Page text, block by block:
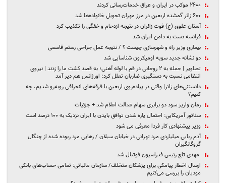
۲۶۰۰ موکب در ایران و عراق خدمات‌رسانی کردند
۶۰۰ زائر گمشده اربعین در مرز مهران تحویل خانواده‌ها شد
آستان علوی (ع) فوت زائران در نتیجه ازدحام و خفگی را تکذیب کرد
فرانسه دست به دامن ایران شد
بیماری وزیر راه و شهرسازی چیست ؟ / نتیجه عمل جراحی رستم قاسمی
دو نشانه جدید سویه اومیکرون شناسایی شد
تصاویر | حمله به ۲ روحانی در قم با لوله آهنی؛ به قصد کشت ما را زدند | نیروی
انتظامی نسبت به دستگیری ضاربان تعلل کرد؛ اورژانس هم دیر آمد
دانستنی‌های زائر| وقتی در پیاده‌روی اربعین با فرقه‌های انحرافی روبه‌رو شدیم، چه
کنیم؟
زمان واریز سود دو برابری سهام عدالت اعلام شد + جزئیات
سناتور آمریکایی: احتمال پاره شدن توافق بایدن با ایران نزدیک به ۱۰۰ درصد است
وزیر پیشنهادی کار فردا معرفی می شود
آدم ربایی میلیاردی مرد تهرانی در خیابان سبلان / رهایی مرد ربوده شده از چنگال
گروگانگیران
مهدی تاج رئیس فدراسیون فوتبال شد
ارسال اخطار پیامکی برای پزشکان متخلف/ سازمان مالیاتی: تمامی حساب‌های بانکی
مودیان را بررسی می‌کنیم